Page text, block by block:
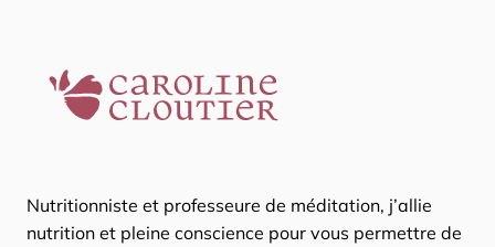
Nutritionniste et professeure de méditation, j’allie
nutrition et pleine conscience pour vous permettre de